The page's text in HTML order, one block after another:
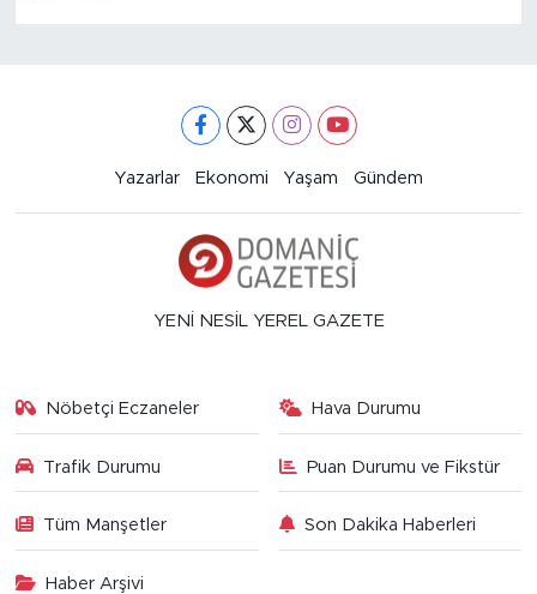
Yazarlar Ekonomi Yaşam Gündem
YENİ NESİL YEREL GAZETE
Nöbetçi Eczaneler Hava Durumu
Trafik Durumu Puan Durumu ve Fikstür
Tüm Manşetler Son Dakika Haberleri
Haber Arşivi